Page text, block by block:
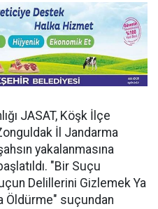
JASAT, Köşk İlçe
İl Jandarma
yakalanmasına
"Bir Suçu
Delillerini Gizlemek Ya
Öldürme" suçundan